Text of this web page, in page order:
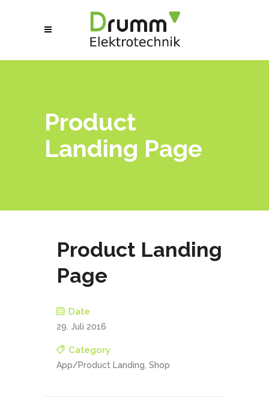
Product
Landing Page
Product Landing
Page
Date
29. Juli 2016
Category
App/Product Landing, Shop